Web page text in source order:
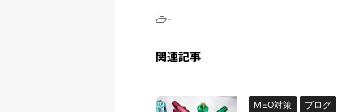
-
関連記事
MEO対策 ブログ